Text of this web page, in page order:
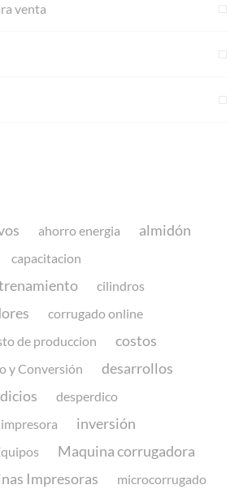
venta
ahorro energia almidón
capacitacion
cilindros
corrugado online
de produccion costos
y Conversión desarrollos
desperdico
impresora inversión
Maquina corrugadora
Impresoras microcorrugado